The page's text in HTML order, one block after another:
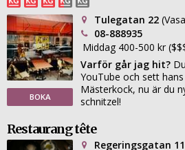
BOKA
Tulegatan 22
08-888935
Middag 400-500 kr
Varför går jag hit?
YouTube och sett
Mästerkock, nu är du
schnitzel!
Restaurang tête
Regeringsgatan